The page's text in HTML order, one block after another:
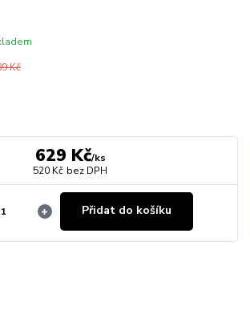
Kč
629 Kč/ks
520 Kč bez DPH
Přidat do košíku